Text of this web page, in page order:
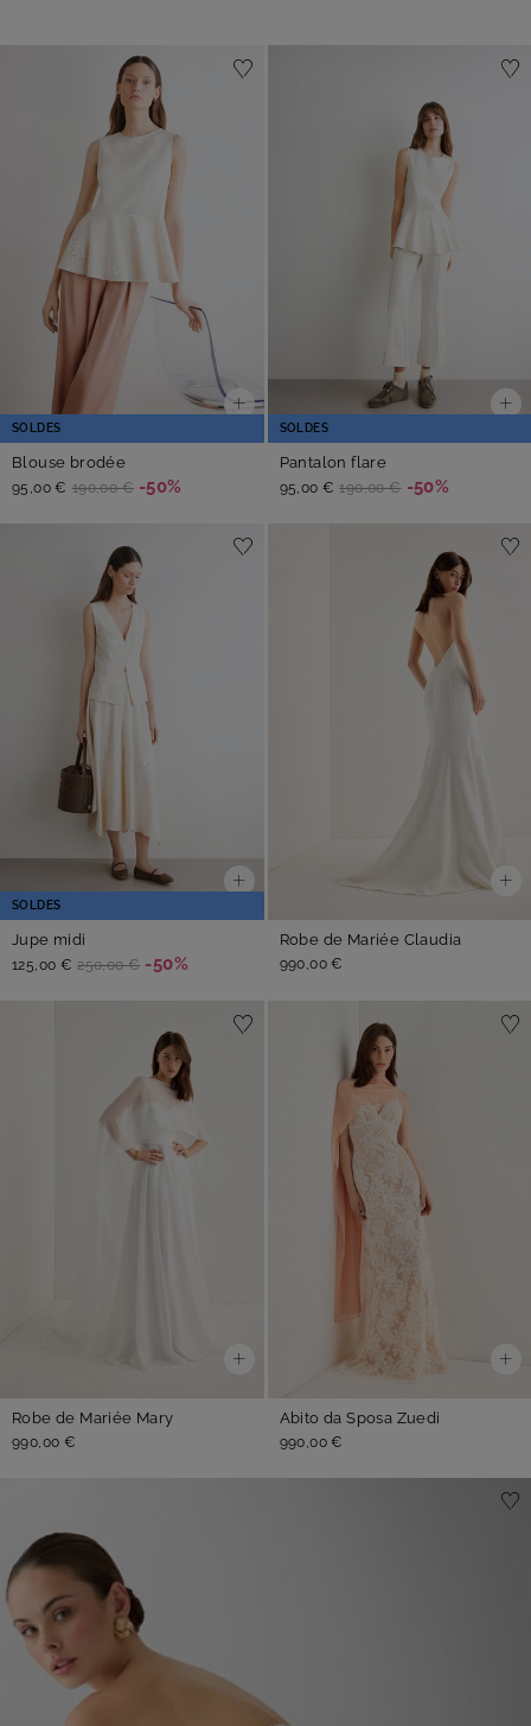
SOLDES
Blouse brodée
95,00 € 190,00 € -50%
SOLDES
Pantalon flare
95,00 € 190,00 € -50%
SOLDES
Jupe midi
125,00 € 250,00 € -50%
Robe de Mariée Claudia
990,00 €
Robe de Mariée Mary
990,00 €
Abito da Sposa Zuedi
990,00 €